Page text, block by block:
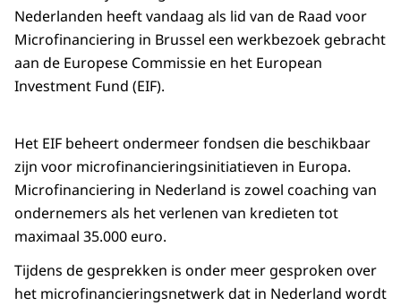
Nederlanden heeft vandaag als lid van de Raad voor
Microfinanciering in Brussel een werkbezoek gebracht
aan de Europese Commissie en het European
Investment Fund (EIF).
Het EIF beheert ondermeer fondsen die beschikbaar
zijn voor microfinancieringsinitiatieven in Europa.
Microfinanciering in Nederland is zowel coaching van
ondernemers als het verlenen van kredieten tot
maximaal 35.000 euro.
Tijdens de gesprekken is onder meer gesproken over
het microfinancieringsnetwerk dat in Nederland wordt